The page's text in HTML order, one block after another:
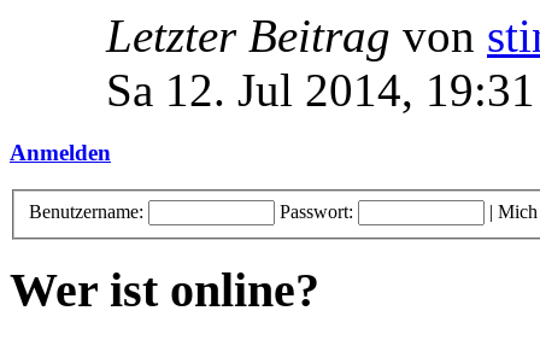
Letzter Beitrag von
Sa 12. Jul 2014, 19:31
Anmelden
Benutzername: Passwort: | Mich
Wer ist online?